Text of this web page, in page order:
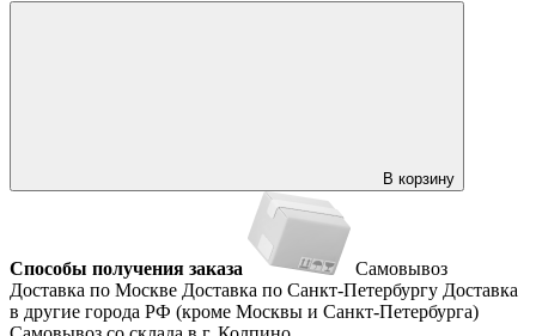
В корзину
Способы получения заказа
Самовывоз
Доставка по Москве Доставка по Санкт-Петербургу Доставка
в другие города РФ (кроме Москвы и Санкт-Петербурга)